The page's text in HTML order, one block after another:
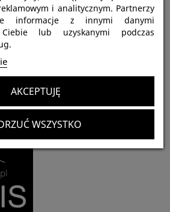
ten produkt, kupili również:
i analitycznym. Partnerzy
informacje z innymi danymi
lub uzyskanymi podczas
WSZYSTKO
AKCEPTUJĘ